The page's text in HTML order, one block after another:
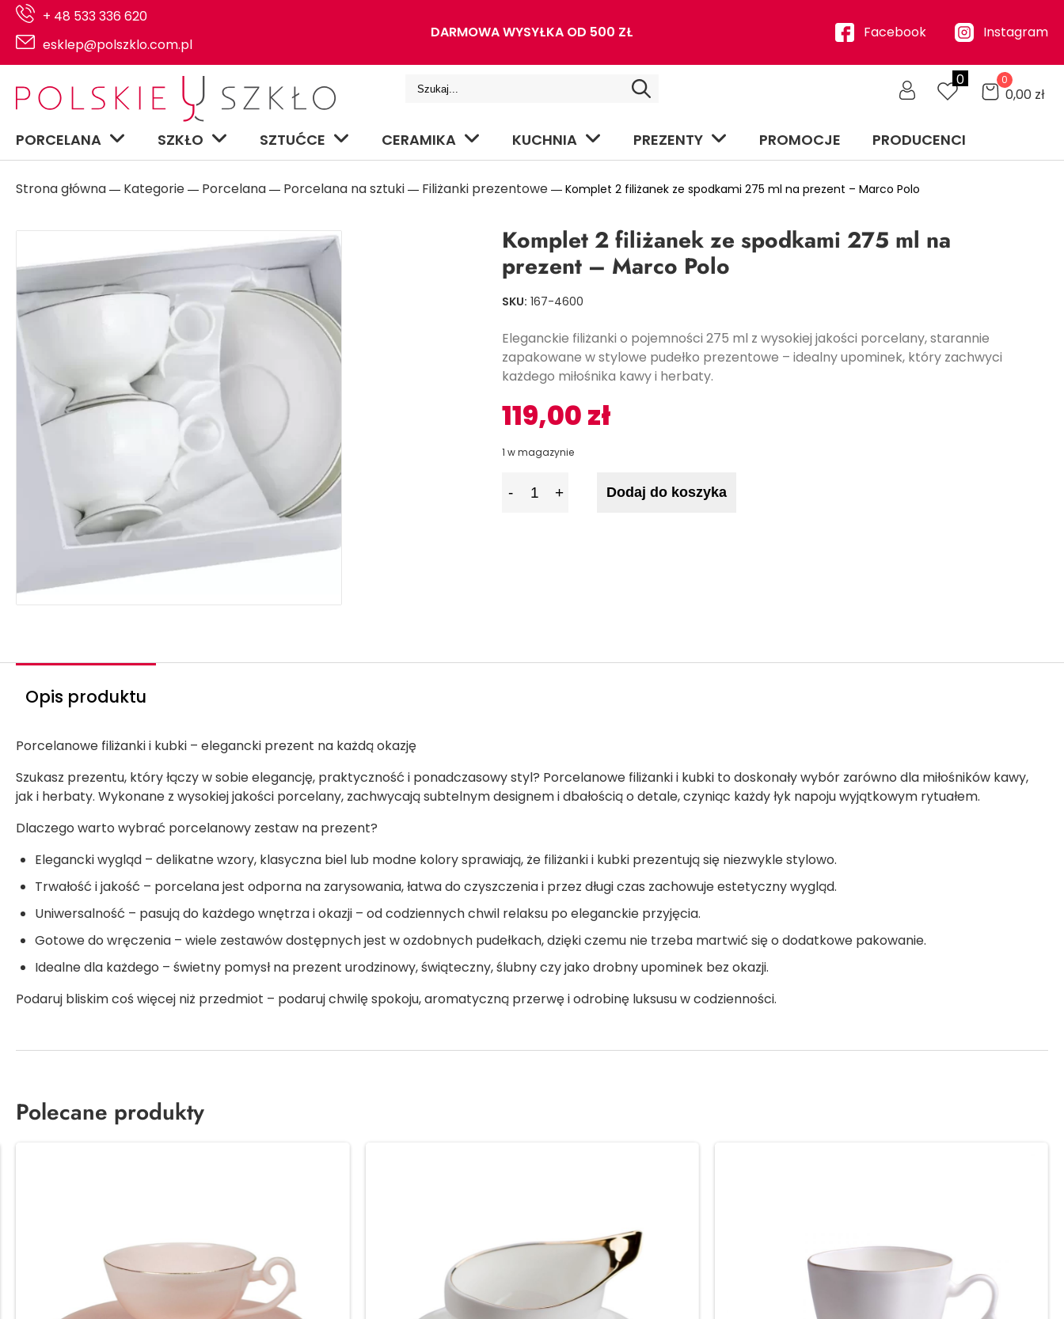
+ 48 533 336 620
esklep@polszklo.com.pl
DARMOWA WYSYŁKA OD 500 ZŁ Facebook Instagram
0 0
0,00 zł
PORCELANA SZKŁO SZTUĆCE CERAMIKA KUCHNIA PREZENTY PROMOCJE PRODUCENCI
Strona główna ― Kategorie ― Porcelana ― Porcelana na sztuki ― Filiżanki prezentowe ― Komplet 2 filiżanek ze spodkami 275 ml na prezent – Marco Polo
Komplet 2 filiżanek ze spodkami 275 ml na
prezent – Marco Polo
SKU: 167-4600
Eleganckie filiżanki o pojemności 275 ml z wysokiej jakości porcelany, starannie
zapakowane w stylowe pudełko prezentowe – idealny upominek, który zachwyci
każdego miłośnika kawy i herbaty.
119,00zł
1 w magazynie
Dodaj do koszyka
Opis produktu
Porcelanowe filiżanki i kubki – elegancki prezent na każdą okazję
Szukasz prezentu, który łączy w sobie elegancję, praktyczność i ponadczasowy styl? Porcelanowe filiżanki i kubki to doskonały wybór zarówno dla miłośników kawy,
jak i herbaty. Wykonane z wysokiej jakości porcelany, zachwycają subtelnym designem i dbałością o detale, czyniąc każdy łyk napoju wyjątkowym rytuałem.
Dlaczego warto wybrać porcelanowy zestaw na prezent?
Elegancki wygląd – delikatne wzory, klasyczna biel lub modne kolory sprawiają, że filiżanki i kubki prezentują się niezwykle stylowo.
Trwałość i jakość – porcelana jest odporna na zarysowania, łatwa do czyszczenia i przez długi czas zachowuje estetyczny wygląd.
Uniwersalność – pasują do każdego wnętrza i okazji – od codziennych chwil relaksu po eleganckie przyjęcia.
Gotowe do wręczenia – wiele zestawów dostępnych jest w ozdobnych pudełkach, dzięki czemu nie trzeba martwić się o dodatkowe pakowanie.
Idealne dla każdego – świetny pomysł na prezent urodzinowy, świąteczny, ślubny czy jako drobny upominek bez okazji.
Podaruj bliskim coś więcej niż przedmiot – podaruj chwilę spokoju, aromatyczną przerwę i odrobinę luksusu w codzienności.
Polecane produkty